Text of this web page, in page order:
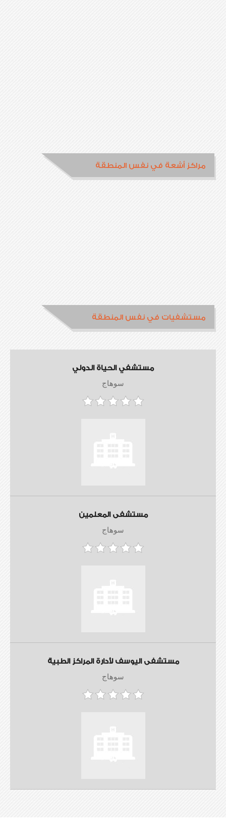
مراكز أشعة في نفس المنطقة
مستشفيات في نفس المنطقة
مستشفي الحياة الدولي
سوهاج
مستشفى المعلمين
سوهاج
مستشفى اليوسف لأدارة المراكز الطبية
سوهاج